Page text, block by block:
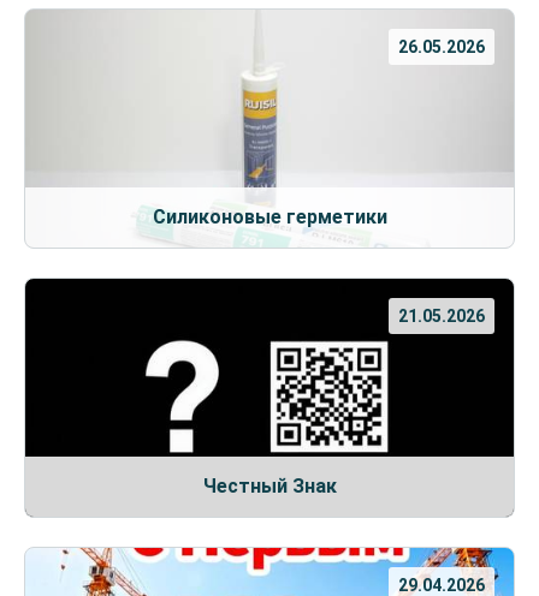
26.05.2026
Силиконовые герметики
21.05.2026
Честный Знак
29.04.2026